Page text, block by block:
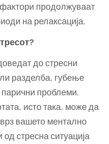
продолжуваат
на релаксација.
до стресни
разделба, губење
проблеми.
исто така, може да
вашето ментално
од стресна ситуација